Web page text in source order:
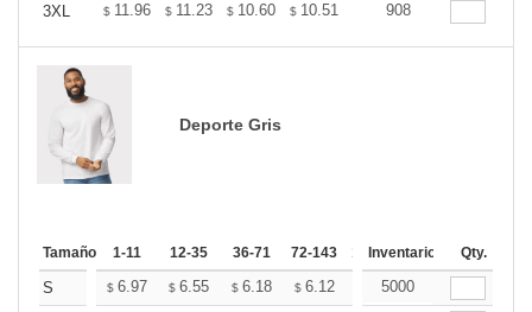
3XL
$ 11.96 $ 11.23 $ 10.60 $ 10.51 10.33
908
Deporte Gris
Tamaño 1-11 12-35 36-71 72-143 144-287 288 + Más
Inventario Qty.
S $ 6.97 $ 6.55 $ 6.18 $ 6.12 6.02
5000